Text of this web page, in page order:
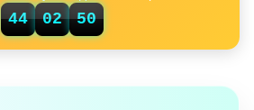
44 02 49